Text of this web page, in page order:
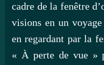
cadre de la fenêtre
visions en un
en regardant par la
« À perte de vue »